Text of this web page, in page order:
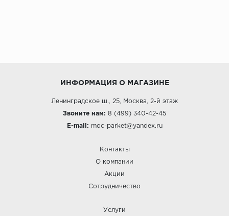
ИНФОРМАЦИЯ О МАГАЗИНЕ
Ленинградское ш., 25, Москва, 2-й этаж
Звоните нам: 8 (499) 340-42-45
E-mail: moc-parket@yandex.ru
Контакты
О компании
Акции
Сотрудничество
Услуги